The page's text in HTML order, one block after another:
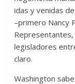
idas y venidas
–primero Nancy
Representantes,
legisladores
claro.
Washington